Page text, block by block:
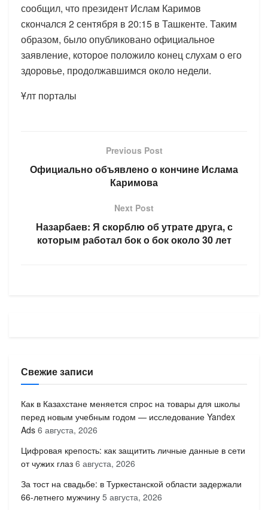
сообщил, что президент Ислам Каримов
скончался 2 сентября в 20:15 в Ташкенте. Таким
образом, было опубликовано официальное
заявление, которое положило конец слухам о его
здоровье, продолжавшимся около недели.
Ұлт порталы
Previous Post
Официально объявлено о кончине Ислама
Каримова
Next Post
Назарбаев: Я скорблю об утрате друга, с
которым работал бок о бок около 30 лет
Свежие записи
Как в Казахстане меняется спрос на товары для школы
перед новым учебным годом — исследование Yandex
Ads 6 августа, 2026
Цифровая крепость: как защитить личные данные в сети
от чужих глаз 6 августа, 2026
За тост на свадьбе: в Туркестанской области задержали
66-летнего мужчину 5 августа, 2026